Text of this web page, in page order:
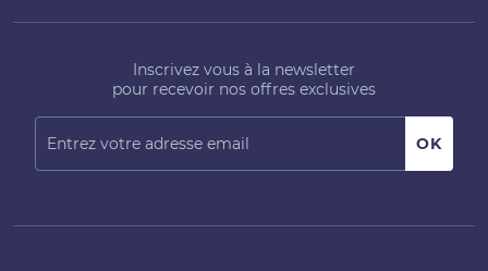
Inscrivez vous à la newsletter
pour recevoir nos offres exclusives